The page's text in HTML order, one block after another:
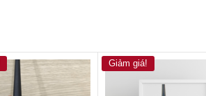
Giảm giá!